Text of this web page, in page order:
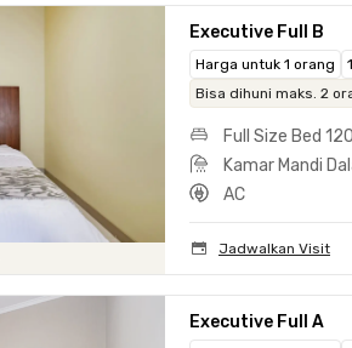
Executive Full B
Harga untuk 1 orang
Bisa dihuni maks. 2
Full Size Bed
Kamar Mandi
AC
Jadwalkan Visit
Executive Full A